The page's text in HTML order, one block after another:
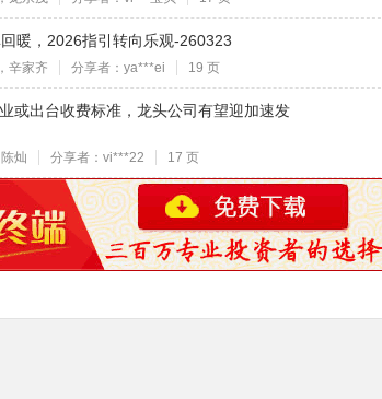
暖，2026指引转向乐观-260323
辛家齐 分享者：ya***ei 19 页
或出台收费标准，龙头公司有望迎加速发
灿 分享者：vi***22 17 页